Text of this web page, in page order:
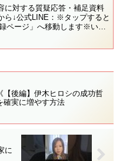
！【在宅ワーク】【AI副
】【AI動画】
に対する質疑応答・補足資料
ら↓公式LINE：※タップすると
録ページ」へ移動します※いつ
【後編】伊木ヒロシの成功哲
確実に増やす方法
に